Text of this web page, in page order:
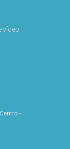
vídeo
-